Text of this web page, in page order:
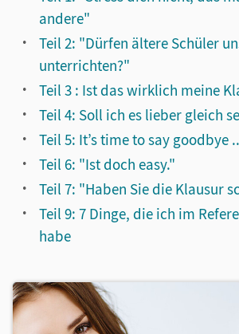
andere"
Teil 2: "Dürfen ältere Schüler
unterrichten?"
Teil 3 : Ist das wirklich meine
Teil 4: Soll ich es lieber gleich
Teil 5: It’s time to say goodbye
Teil 6: "Ist doch easy."
Teil 7: "Haben Sie die Klausur
Teil 9: 7 Dinge, die ich im
habe